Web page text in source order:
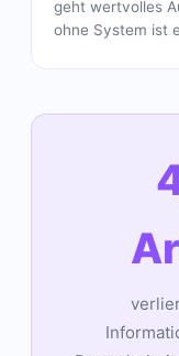
geht wertvolles
ohne System ist